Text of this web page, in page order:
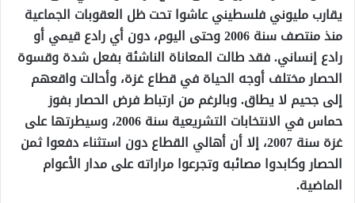
يقارب مليوني فلسطيني عاشوا تحت ظل العقوبات الجماعية
منذ منتصف سنة 2006 وحتى اليوم، دون أي رادع قيمي أو
رادع إنساني. فقد طالت المعاناة الناشئة بفعل شدة وقسوة
الحصار مختلف أوجه الحياة في قطاع غزة، وأحالت واقعهم
إلى جحيم لا يطاق. وبالرغم من ارتباط فرض الحصار بفوز
حماس في الانتخابات التشريعية سنة 2006، وسيطرتها على
غزة سنة 2007، إلا أن أهالي القطاع دون استثناء دفعوا ثمن
الحصار وكابدوا مصائبه وتجرعوا مراراته على مدار الأعوام
الماضية.